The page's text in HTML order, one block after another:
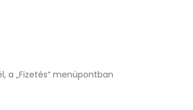
a „Fizetés“ menüpontban